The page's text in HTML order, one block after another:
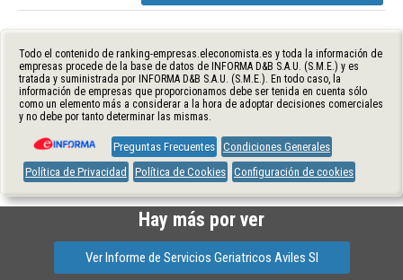
Todo el contenido de ranking-empresas.eleconomista.es y toda la información de
empresas procede de la base de datos de INFORMA D&B S.A.U. (S.M.E.) y es
tratada y suministrada por INFORMA D&B S.A.U. (S.M.E.). En todo caso, la
información de empresas que proporcionamos debe ser tenida en cuenta sólo
como un elemento más a considerar a la hora de adoptar decisiones comerciales
y no debe por tanto determinar las mismas.
Preguntas Frecuentes Condiciones Generales
Política de Privacidad
Política de Cookies Configuración de cookies
Hay más por ver
Ver Informe de Servicios Geriatricos Aviles Sl